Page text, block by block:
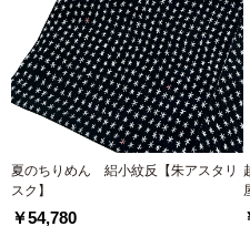
夏のちりめん 絽小紋反【朱アスタリ
スク】
￥54,780